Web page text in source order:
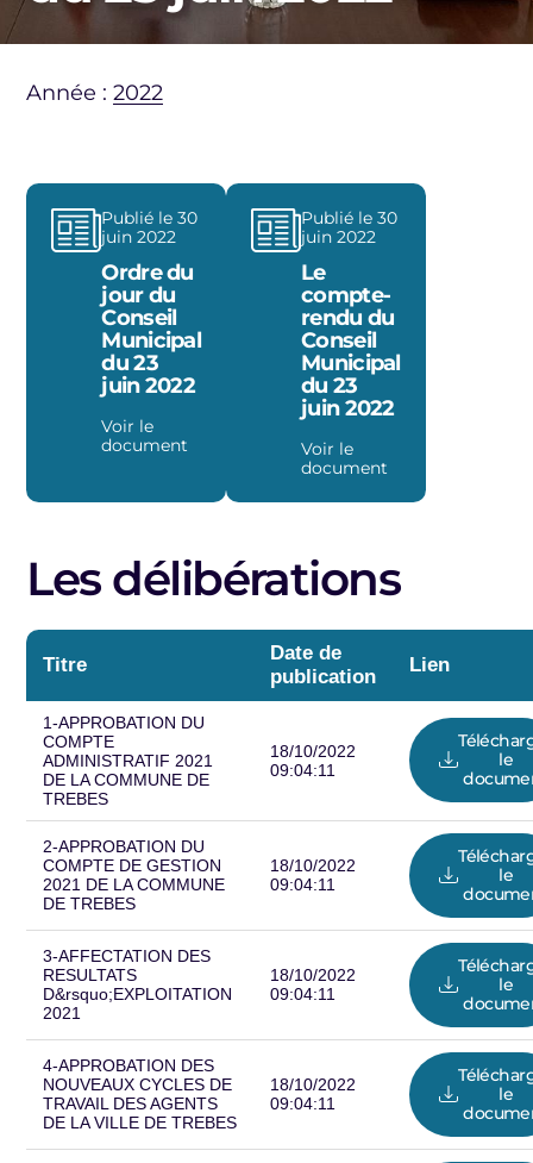
Année :2022
Publié le 30
juin 2022
Ordre du
jour du
Conseil
Municipal
du 23
juin 2022
Voir le
document
Publié le 30
juin 2022
Le
compte-
rendu du
Conseil
Municipal
du 23
juin 2022
Voir le
document
Les délibérations
Titre
Date de
publication
Lien
1-APPROBATION DU
COMPTE
ADMINISTRATIF 2021
DE LA COMMUNE DE
TREBES
18/10/2022
09:04:11
le
2-APPROBATION DU
COMPTE DE GESTION
2021 DE LA COMMUNE
DE TREBES
18/10/2022
09:04:11
le
3-AFFECTATION DES
RESULTATS
D&rsquo;EXPLOITATION
2021
18/10/2022
09:04:11
le
4-APPROBATION DES
NOUVEAUX CYCLES DE
TRAVAIL DES AGENTS
DE LA VILLE DE TREBES
18/10/2022
09:04:11
le